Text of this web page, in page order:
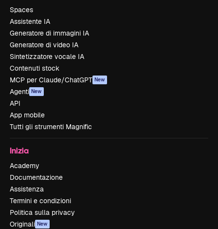
Spaces
Assistente IA
Generatore di immagini IA
Generatore di video IA
Sintetizzatore vocale IA
Contenuti stock
MCP per Claude/ChatGPT New
Agenti New
API
App mobile
Tutti gli strumenti Magnific
Inizia
Academy
Documentazione
Assistenza
Termini e condizioni
Politica sulla privacy
Originali New